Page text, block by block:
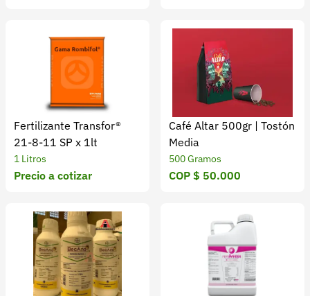
Fertilizante Transfor®
21-8-11 SP x 1lt
1 Litros
Precio a cotizar
Café Altar 500gr | Tostón
Media
500 Gramos
COP $ 50.000